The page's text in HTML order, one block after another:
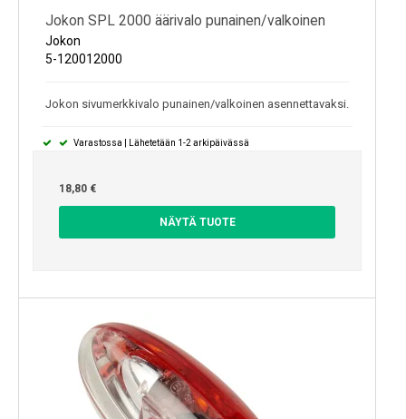
Jokon SPL 2000 äärivalo punainen/valkoinen
Jokon
5-120012000
Jokon sivumerkkivalo punainen/valkoinen asennettavaksi.
Varastossa | Lähetetään 1-2 arkipäivässä
18,80 €
NÄYTÄ TUOTE